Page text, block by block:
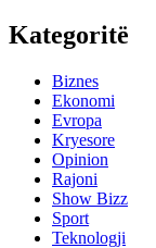
Kategoritë
Biznes
Ekonomi
Evropa
Kryesore
Opinion
Rajoni
Show Bizz
Sport
Teknologji